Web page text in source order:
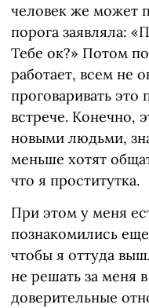
человек же может
порога заявляла:
Тебе ок?» Потом
работает, всем не
проговаривать
встрече. Конечно,
новыми людьми,
меньше хотят
что я проститутка.
При этом у меня
познакомились
чтобы я оттуда
не решать за меня
доверительные